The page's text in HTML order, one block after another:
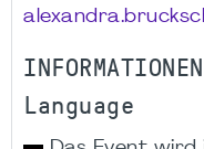
Language